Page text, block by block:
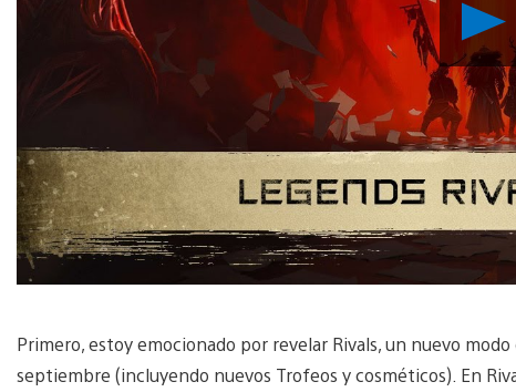
Primero, estoy emocionado por revelar Rivals, un nuevo
septiembre (incluyendo nuevos Trofeos y cosméticos). En